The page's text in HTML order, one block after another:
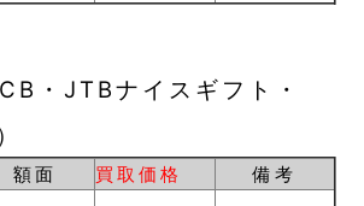
・JTBナイスギフト・
額面 買取価格
備考